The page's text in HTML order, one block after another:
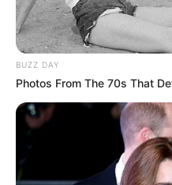
elválasztani az
leszámolástól. A
szó, hogy bárkit előre
hanem arról, hogy az
érzékeny terület, mert a
sok esetben rendkívüli
eljárásokkal és
BUZZ DAY
Photos From The 70s That